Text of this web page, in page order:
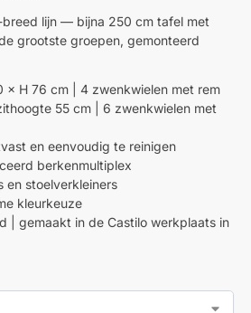
lijn — bijna 250 cm tafel met
grootste groepen, gemonteerd
× H 76 cm | 4 zwenkwielen met rem
55 cm | 6 zwenkwielen met
en eenvoudig te reinigen
berkenmultiplex
en stoelverkleiners
kleurkeuze
| gemaakt in de Castilo werkplaats in